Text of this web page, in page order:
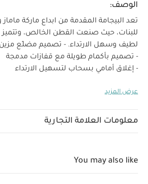
الوصف:
تعد البيجامة المقدمة من ابداع ماركة ماماز
للبنات، حيث صنعت القطن الخالص،
لطيف وسهل الارتداء. - تصميم مضلّع مزين
- تصميم بأكمام طويلة مع قفازات مدمجة
- إغلاق أمامي بسحاب لتسهيل الارتداء
المنتج:
مخفي لتسهيل ارتداء وتغيير الحفاضات،
100%
تعليمات العناية/الإرشادات:
عرض المزيد
معلومات العلامة التجارية
You may also like